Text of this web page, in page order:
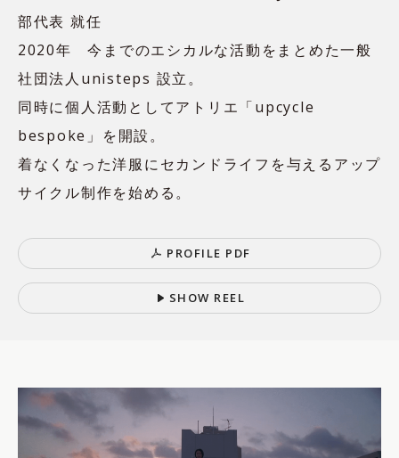
部代表 就任
2020年 今までのエシカルな活動をまとめた一般
社団法人unisteps 設立。
同時に個人活動としてアトリエ「upcycle
bespoke」を開設。
着なくなった洋服にセカンドライフを与えるアップ
サイクル制作を始める。
P ROFI LE P DF
SH OW REEL